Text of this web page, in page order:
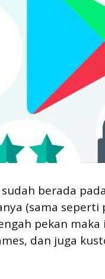
berada
(sama seperti
pekan
dan juga